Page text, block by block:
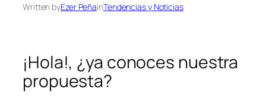
Written byEzer PeñainTendencias y Noticias
¡Hola!, ¿ya conoces nuestra
propuesta?